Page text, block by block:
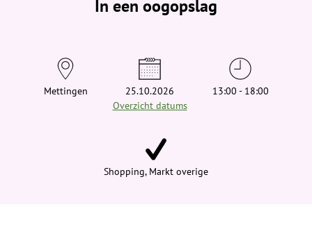
iIn een oogopslag
Mettingen
25.10.2026
Overzicht datums
13:00 - 18:00
Shopping, Markt overige